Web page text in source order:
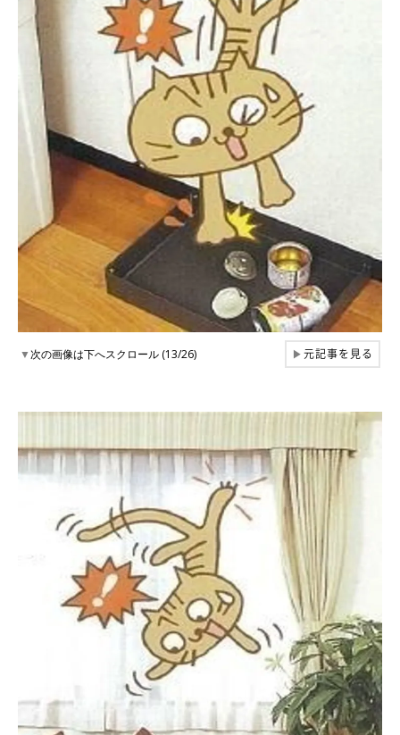
▼次の画像は下へスクロール (13/26) ▶元記事を見る